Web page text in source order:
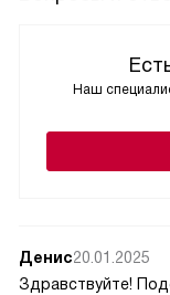
Наш
Денис20.01.2025
Здравствуйте!